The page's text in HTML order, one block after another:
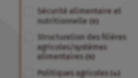
Sécurité alimentaire et
nutritionnelle
Structuration des filières
agricoles/systèmes
alimentaires
Politiques agricoles (4)